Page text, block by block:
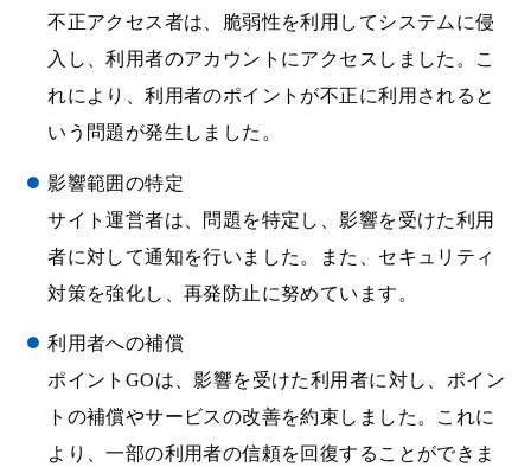
不正アクセス者は、脆弱性を利用してシステムに侵
入し、利用者のアカウントにアクセスしました。こ
れにより、利用者のポイントが不正に利用されると
いう問題が発生しました。
影響範囲の特定
サイト運営者は、問題を特定し、影響を受けた利用
者に対して通知を行いました。また、セキュリティ
対策を強化し、再発防止に努めています。
利用者への補償
ポイントGOは、影響を受けた利用者に対し、ポイン
トの補償やサービスの改善を約束しました。これに
より、一部の利用者の信頼を回復することができま